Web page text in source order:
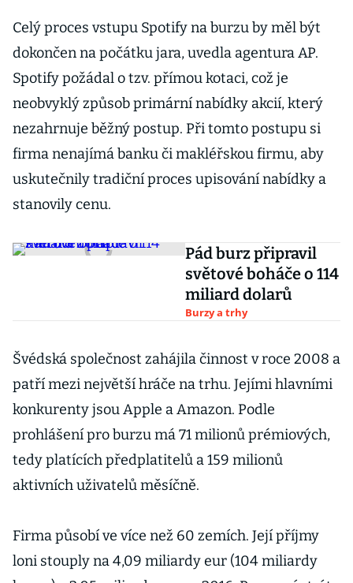
Celý proces vstupu Spotify na burzu by měl být
dokončen na počátku jara, uvedla agentura AP.
Spotify požádal o tzv. přímou kotaci, což je
neobvyklý způsob primární nabídky akcií, který
nezahrnuje běžný postup. Při tomto postupu si
firma nenajímá banku či makléřskou firmu, aby
uskutečnily tradiční proces upisování nabídky a
stanovily cenu.
Pád burz připravil
světové boháče o 114
miliard dolarů
Burzy a trhy
Švédská společnost zahájila činnost v roce 2008 a
patří mezi největší hráče na trhu. Jejími hlavními
konkurenty jsou Apple a Amazon. Podle
prohlášení pro burzu má 71 milionů prémiových,
tedy platících předplatitelů a 159 milionů
aktivních uživatelů měsíčně.
Firma působí ve více než 60 zemích. Její příjmy
loni stouply na 4,09 miliardy eur (104 miliardy